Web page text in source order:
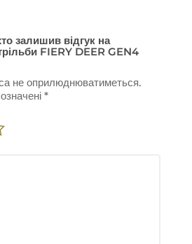
залишив відгук на
FIERY DEER GEN4
не оприлюднюватиметься.
*